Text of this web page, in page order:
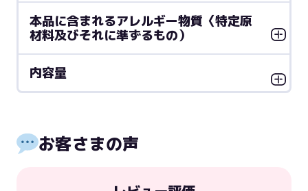
本品に含まれるアレルギー物質〈特定原
材料及びそれに準ずるもの）
内容量
お客さまの声